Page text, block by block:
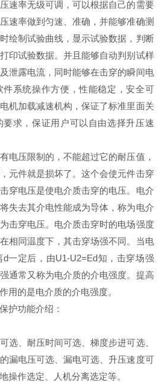
速率无级可调，可以根据自己的需要
速率做到匀速、准确，并能够准确测
绘制试验曲线，显示试验数据，判断
印试验数据。并且能够自动判别试样
泄露电流，同时能够在击穿的瞬间电
系统操作方便，性能稳定，安全可
机加载减速机构，保证了标准里面关
求，保证用户可以自由选择升压速
压限制的，不能超过它的耐压值，
元件就是损坏了。这个会使元件击穿
穿电压是使电介质击穿的电压。电介
失去其介电性能成为导体，称为电介
击穿电压。电介质击穿时的电场强度
相同温度下，其击穿场强不同。当电
一定后，由U1-U2=Ed知，击穿场强
通常又称为电介质的介电强度。提高
用的是电介质的介电强度。
护功能介绍：
、耐压时间可选、梯度步进可选、
漏电压可选、漏电可选、升压速度可
操作选定、人机分离选定等。